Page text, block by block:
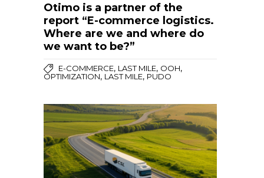
Otimo is a partner of the
report “E-commerce logistics.
Where are we and where do
we want to be?”
E-COMMERCE, LAST MILE, OOH,
OPTIMIZATION, LAST MILE, PUDO